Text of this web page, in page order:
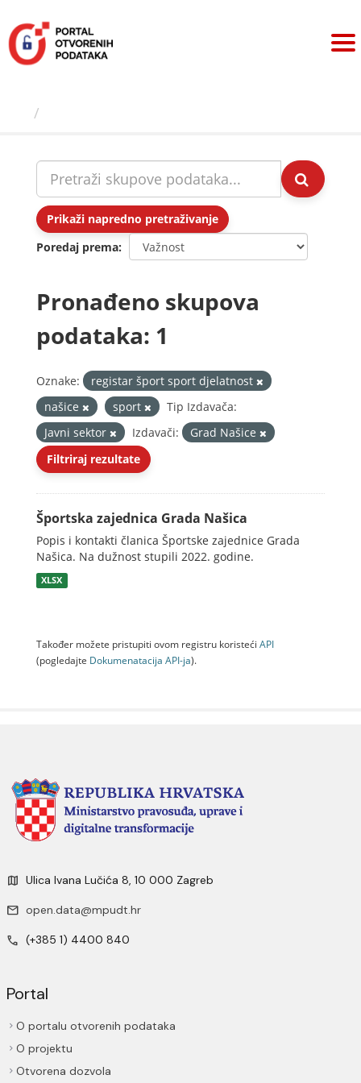
sadržaj
Prikaži napredno pretraživanje
Poredaj prema
Pronađeno skupova
podataka: 1
Oznake:
registar šport sport djelatnost
našice
sport
Tip Izdavača:
Javni sektor
Izdavači:
Grad Našice
Filtriraj rezultate
Športska zajednica Grada Našica
Popis i kontakti članica Športske zajednice Grada
Našica. Na dužnost stupili 2022. godine.
XLSX
Također možete pristupiti ovom registru koristeći API
(pogledajte Dokumenаtаcijа API-jа).